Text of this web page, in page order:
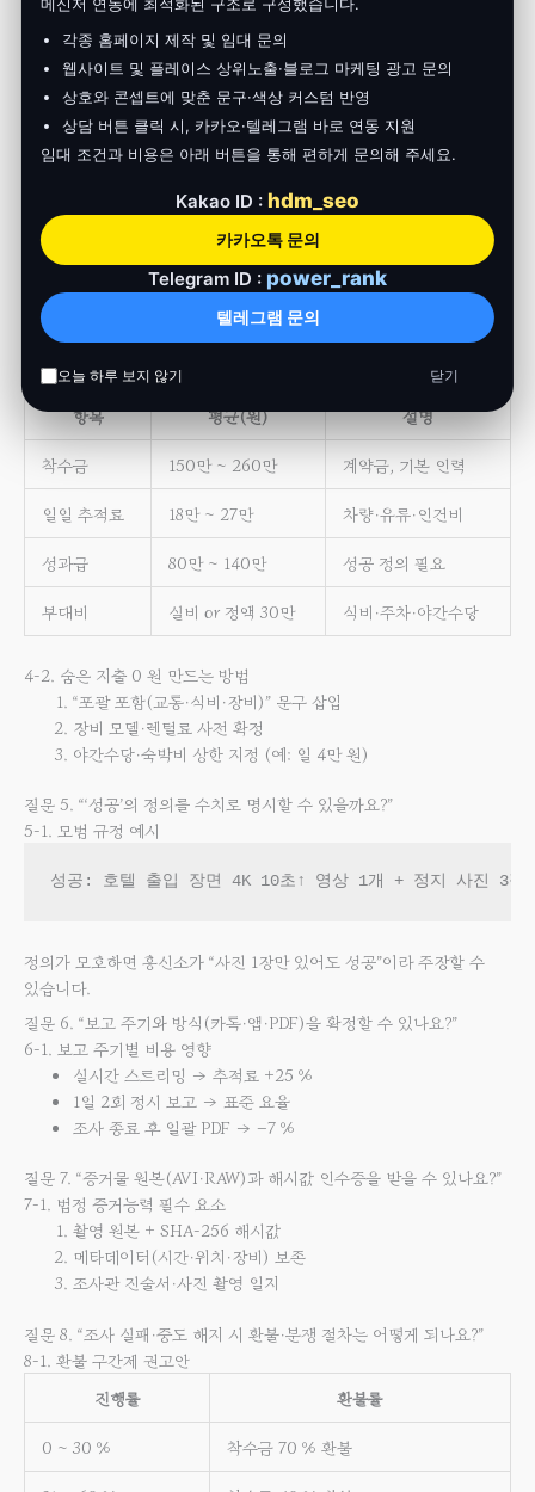
질문 3. “합법·불법 조사 범위를 어떻게 구분하고 계약서에
명시하나요?”
3-1. 핵심 체크ポイント
합법─ 차량 GPS (소유자 동의), 공개 장소 4K 촬영
불법─ 휴대폰 해킹, 몰래 녹취(제3자), 불법 CCTV 열람
Gray Zone─ 법인차량 사적 이용 추적 (판례 상반)
질문 4. “착수금·부대비·성과급이 구분된포괄 견적서
4-1. 비용 항목별 평균치(2025 부산)
항목
평균(원) 설명
착수금 150만 ~ 260만 계약금, 기본 인력
일일 추적료 18만 ~ 27만 차량·유류·인건비
성과급 80만 ~ 140만 성공 정의 필요
부대비 실비 or 정액 30만 식비·주차·야간수당
4-2. 숨은 지출 0 원 만드는 방법
“포괄 포함(교통·식비·장비)” 문구 삽입
장비 모델·렌털료 사전 확정
야간수당·숙박비 상한 지정 (예: 일 4만 원)
질문 5. “‘성공’의 정의를 수치로 명시할 수 있을까요?”
5-1. 모범 규정 예시
정의가 모호하면 흥신소가 “사진 1장만 있어도 성공”이라 주장할 수
있습니다.
질문 6. “보고 주기와 방식(카톡·앱·PDF)을 확정할 수 있나요?”
6-1. 보고 주기별 비용 영향
실시간 스트리밍 → 추적료 +25 %
1일 2회 정시 보고 → 표준 요율
조사 종료 후 일괄 PDF → –7 %
질문 7. “증거물 원본(AVI·RAW)과 해시값 인수증을 받을 수 있나요?”
7-1. 법정 증거능력 필수 요소
촬영 원본 + SHA-256 해시값
메타데이터(시간·위치·장비) 보존
조사관 진술서·사진 촬영 일지
질문 8. “조사 실패·중도 해지 시 환불·분쟁 절차는 어떻게 되나요?”
8-1. 환불 구간제 권고안
진행률
환불률
0 ~ 30 % 착수금 70 % 환불
각종 홈페이지 제작 및 임대 문의
웹사이트 및 플레이스 상위노출·블로그 마케팅 광고 문의
상호와 콘셉트에 맞춘 문구·색상 커스텀 반영
상담 버튼 클릭 시, 카카오·텔레그램 바로 연동 지원
임대 조건과 비용은 아래 버튼을 통해 편하게 문의해 주세요.
Kakao ID : hdm_seo
카카오톡 문의
Telegram ID : power_rank
텔레그램 문의
오늘 하루 보지 않기 닫기